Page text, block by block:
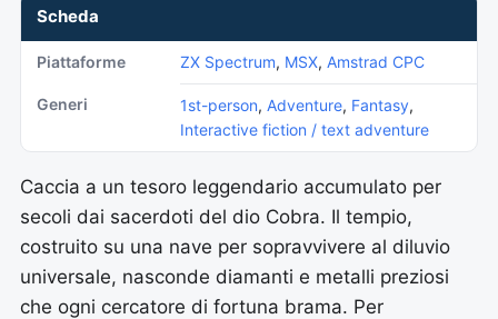
Scheda
Piattaforme ZX Spectrum, MSX, Amstrad CPC
Generi 1st-person, Adventure, Fantasy,
Interactive fiction / text adventure
Caccia a un tesoro leggendario accumulato per
secoli dai sacerdoti del dio Cobra. Il tempio,
costruito su una nave per sopravvivere al diluvio
universale, nasconde diamanti e metalli preziosi
che ogni cercatore di fortuna brama. Per